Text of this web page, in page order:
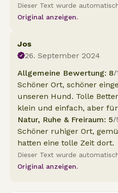
Dieser Text wurde
Original anzeigen.
Jos
26. September 2024
Allgemeine Bewertung: 8/
Schöner Ort, schöner
unseren Hund. Tolle
klein und einfach, aber
Natur, Ruhe & Freiraum: 5/
Schöner ruhiger Ort,
hatten eine tolle Zeit dort.
Dieser Text wurde
Original anzeigen.